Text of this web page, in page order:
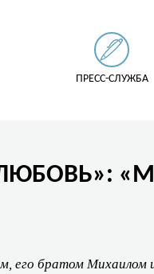
ПРЕСС-СЛУЖБА
его братом